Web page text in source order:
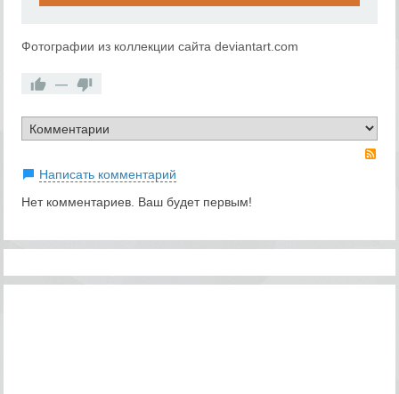
Фотографии из коллекции сайта deviantart.com
—
Написать комментарий
Нет комментариев. Ваш будет первым!